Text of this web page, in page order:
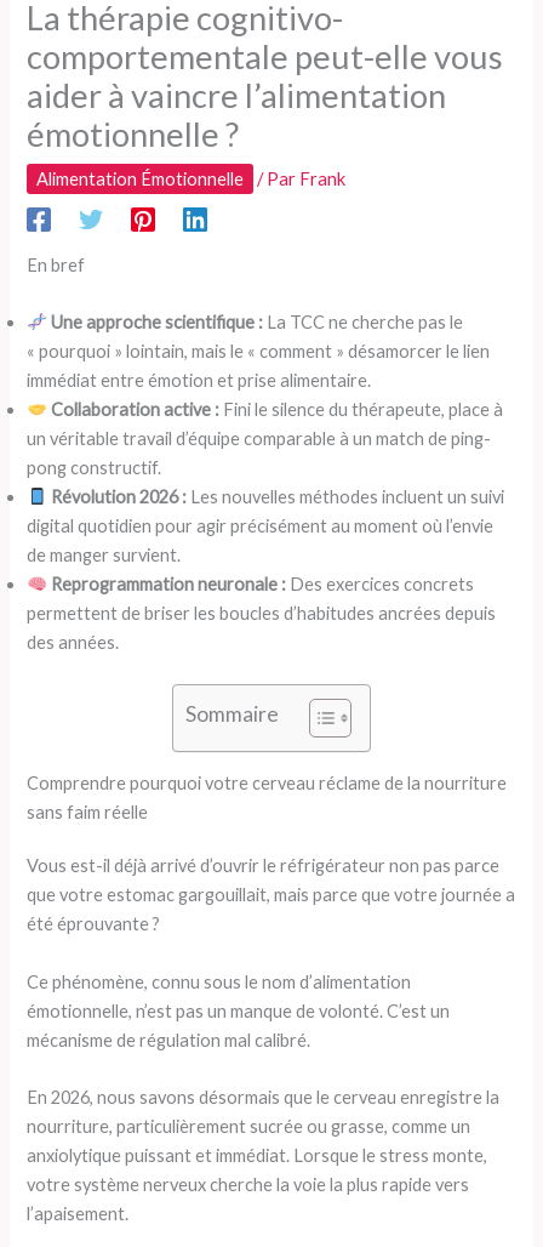
La thérapie cognitivo-
comportementale peut-elle vous
aider à vaincre l’alimentation
émotionnelle ?
Alimentation Émotionnelle / Par Frank
En bref
Une approche scientifique : La TCC ne cherche pas le
« pourquoi » lointain, mais le « comment » désamorcer le lien
immédiat entre émotion et prise alimentaire.
Collaboration active : Fini le silence du thérapeute, place à
un véritable travail d’équipe comparable à un match de ping-
pong constructif.
Révolution 2026 : Les nouvelles méthodes incluent un suivi
digital quotidien pour agir précisément au moment où l’envie
de manger survient.
Reprogrammation neuronale : Des exercices concrets
permettent de briser les boucles d’habitudes ancrées depuis
des années.
Sommaire
Comprendre pourquoi votre cerveau réclame de la nourriture
sans faim réelle
Vous est-il déjà arrivé d’ouvrir le réfrigérateur non pas parce
que votre estomac gargouillait, mais parce que votre journée a
été éprouvante ?
Ce phénomène, connu sous le nom d’alimentation
émotionnelle, n’est pas un manque de volonté. C’est un
mécanisme de régulation mal calibré.
En 2026, nous savons désormais que le cerveau enregistre la
nourriture, particulièrement sucrée ou grasse, comme un
anxiolytique puissant et immédiat. Lorsque le stress monte,
votre système nerveux cherche la voie la plus rapide vers
l’apaisement.